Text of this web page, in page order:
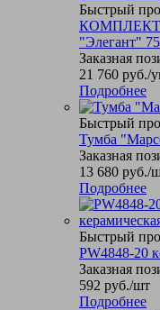
Быстрый
КОМПЛЕКТ
"Элегант" 75
Заказная
21 760 руб./
Подробнее
Быстрый
Тумба
Заказная
13 680 руб./
Подробнее
Быстрый
PW4848-20
Заказная
592 руб./шт
Подробнее